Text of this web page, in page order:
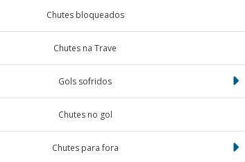
Chutes bloqueados
Chutes na Trave
Gols sofridos
Chutes no gol
Chutes para fora